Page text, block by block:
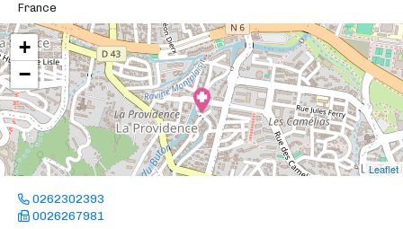
France
+
−
Leaflet
0262302393
0026267981